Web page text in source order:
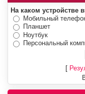
На каком устройстве
Мобильный
Планшет
Ноутбук
Персональный
[